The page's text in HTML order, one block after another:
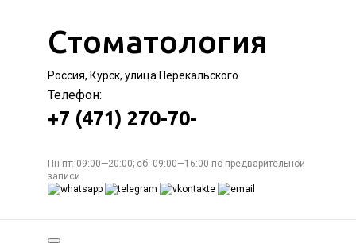
Стоматология
Россия, Курск, улица Перекальского
Телефон:
+7 (471) 270-70-
Пн-пт: 09:00—20:00; сб: 09:00—16:00 по предварительной
записи